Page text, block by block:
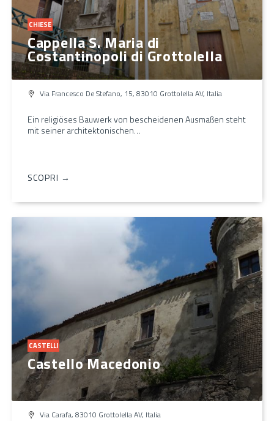
CHIESE
Cappella S. Maria di
Costantinopoli di Grottolella
Via Francesco De Stefano, 15, 83010 Grottolella AV, Italia
Ein religiöses Bauwerk von bescheidenen Ausmaßen steht
mit seiner architektonischen…
SCOPRI →
CASTELLI
Castello Macedonio
Via Carafa, 83010 Grottolella AV, Italia